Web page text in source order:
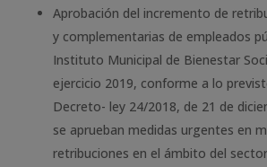
Aprobación del incremento de
y complementarias de empleados
Instituto Municipal de Bienestar
ejercicio 2019, conforme a lo
Decreto- ley 24/2018, de 21 de
se aprueban medidas urgentes en
retribuciones en el ámbito del